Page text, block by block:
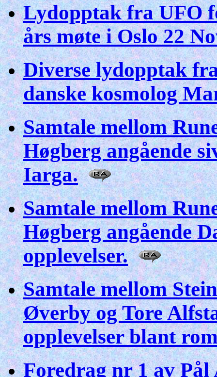
Lydopptak fra UFO
års møte i Oslo 22
Diverse lydopptak
danske kosmolog
Samtale mellom
Høgberg angående
Iarga.
Samtale mellom
Høgberg angående
opplevelser.
Samtale mellom
Øverby og Tore
opplevelser blant
Foredrag nr 1 av Pål